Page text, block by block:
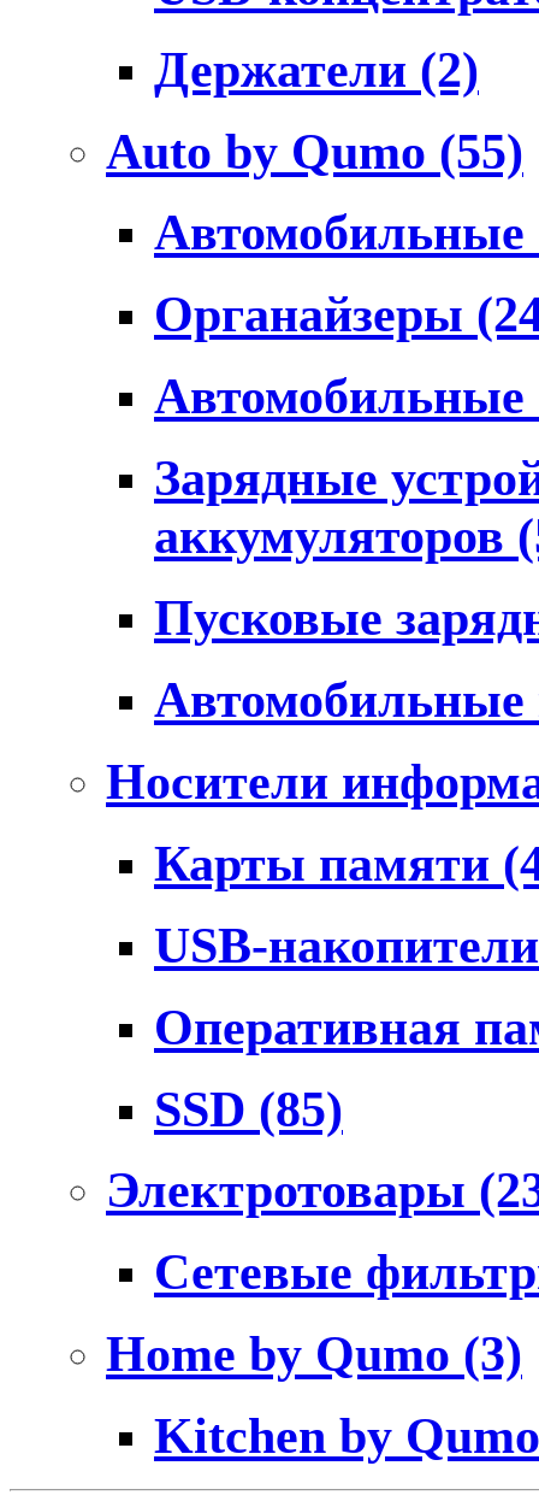
Держатели (2)
Auto by Qumo (55)
Органайзеры
Зарядные
аккумуляторов
Пусковые
Носители
Карты памяти
USB-
Оперативная
SSD (85)
Электротовары
Сетевые
Home by Qumo (3)
Kitchen by